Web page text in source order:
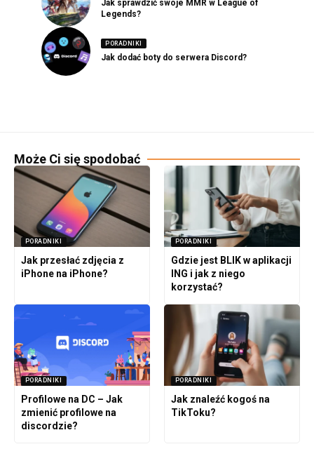
Jak sprawdzić swoje MMR w League of
Legends?
PORADNIKI
Jak dodać boty do serwera Discord?
Może Ci się spodobać
PORADNIKI
Jak przesłać zdjęcia z
iPhone na iPhone?
PORADNIKI
Gdzie jest BLIK w aplikacji
ING i jak z niego
korzystać?
PORADNIKI
Profilowe na DC – Jak
zmienić profilowe na
discordzie?
PORADNIKI
Jak znaleźć kogoś na
TikToku?